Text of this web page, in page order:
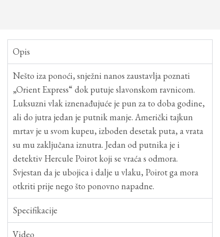
Opis
Nešto iza ponoći, snježni nanos zaustavlja poznati
„Orient Express“ dok putuje slavonskom ravnicom.
Luksuzni vlak iznenađujuće je pun za to doba godine,
ali do jutra jedan je putnik manje. Američki tajkun
mrtav je u svom kupeu, izboden desetak puta, a vrata
su mu zaključana iznutra. Jedan od putnika je i
detektiv Hercule Poirot koji se vraća s odmora.
Svjestan da je ubojica i dalje u vlaku, Poirot ga mora
otkriti prije nego što ponovno napadne.
Specifikacije
Video